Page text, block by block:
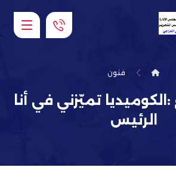
فنون
تميّزني في أنا
الرئيس